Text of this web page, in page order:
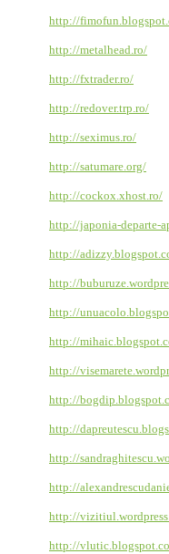
http://
http://metalhead.ro/
http://fxtrader.ro/
http://redover.trp.ro/
http://seximus.ro/
http://satumare.org/
http://cockox.xhost.ro/
http://japonia-departe-
http://
http://
http://
http://
http://
http://
http://
http://
http://
http://
http://